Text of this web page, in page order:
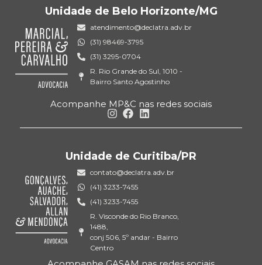
Unidade de Belo Horizonte/MG
atendimento@declatra.adv.br
(31) 98469-3795
(31) 3295-0704
R. Rio Grande do Sul, 1010 -
Bairro Santo Agostinho
Acompanhe MP&C nas redes sociais
Unidade de Curitiba/PR
contato@declatra.adv.br
(41) 3233-7455
(41) 3233-7455
R. Visconde do Rio Branco,
1488,
conj 506, 5º andar - Bairro
Centro